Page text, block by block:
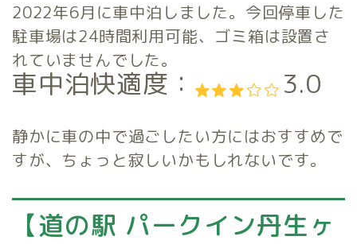
2022年6月に車中泊しました。今回停車した
駐車場は24時間利用可能、ゴミ箱は設置さ
れていませんでした。
車中泊快適度： 3.0
静かに車の中で過ごしたい方にはおすすめで
すが、ちょっと寂しいかもしれないです。
【道の駅 パークイン丹生ヶ